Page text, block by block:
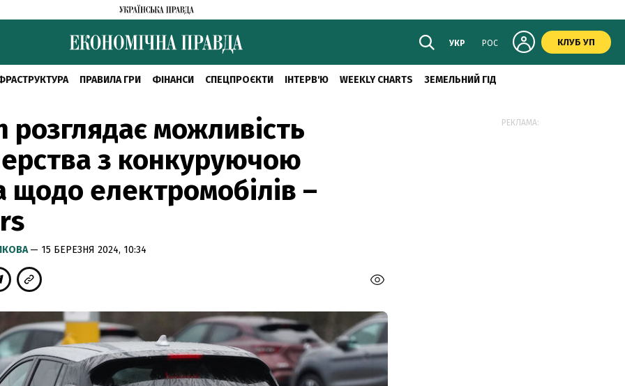
УКР РОС КЛУБ УП
ПРАВИЛА ГРИ ФІНАНСИ СПЕЦПРОЄКТИ ІНТЕРВ'Ю WEEKLY CHARTS ЗЕМЕЛЬНИЙ ГІД
розглядає можливість
з конкуруючою
щодо електромобілів –
— 15 БЕРЕЗНЯ 2024, 10:34
РЕКЛАМА: